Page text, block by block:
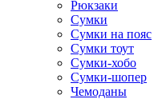
Рюкзаки
Сумки
Сумки на пояс
Сумки тоут
Сумки-хобо
Сумки-шопер
Чемоданы